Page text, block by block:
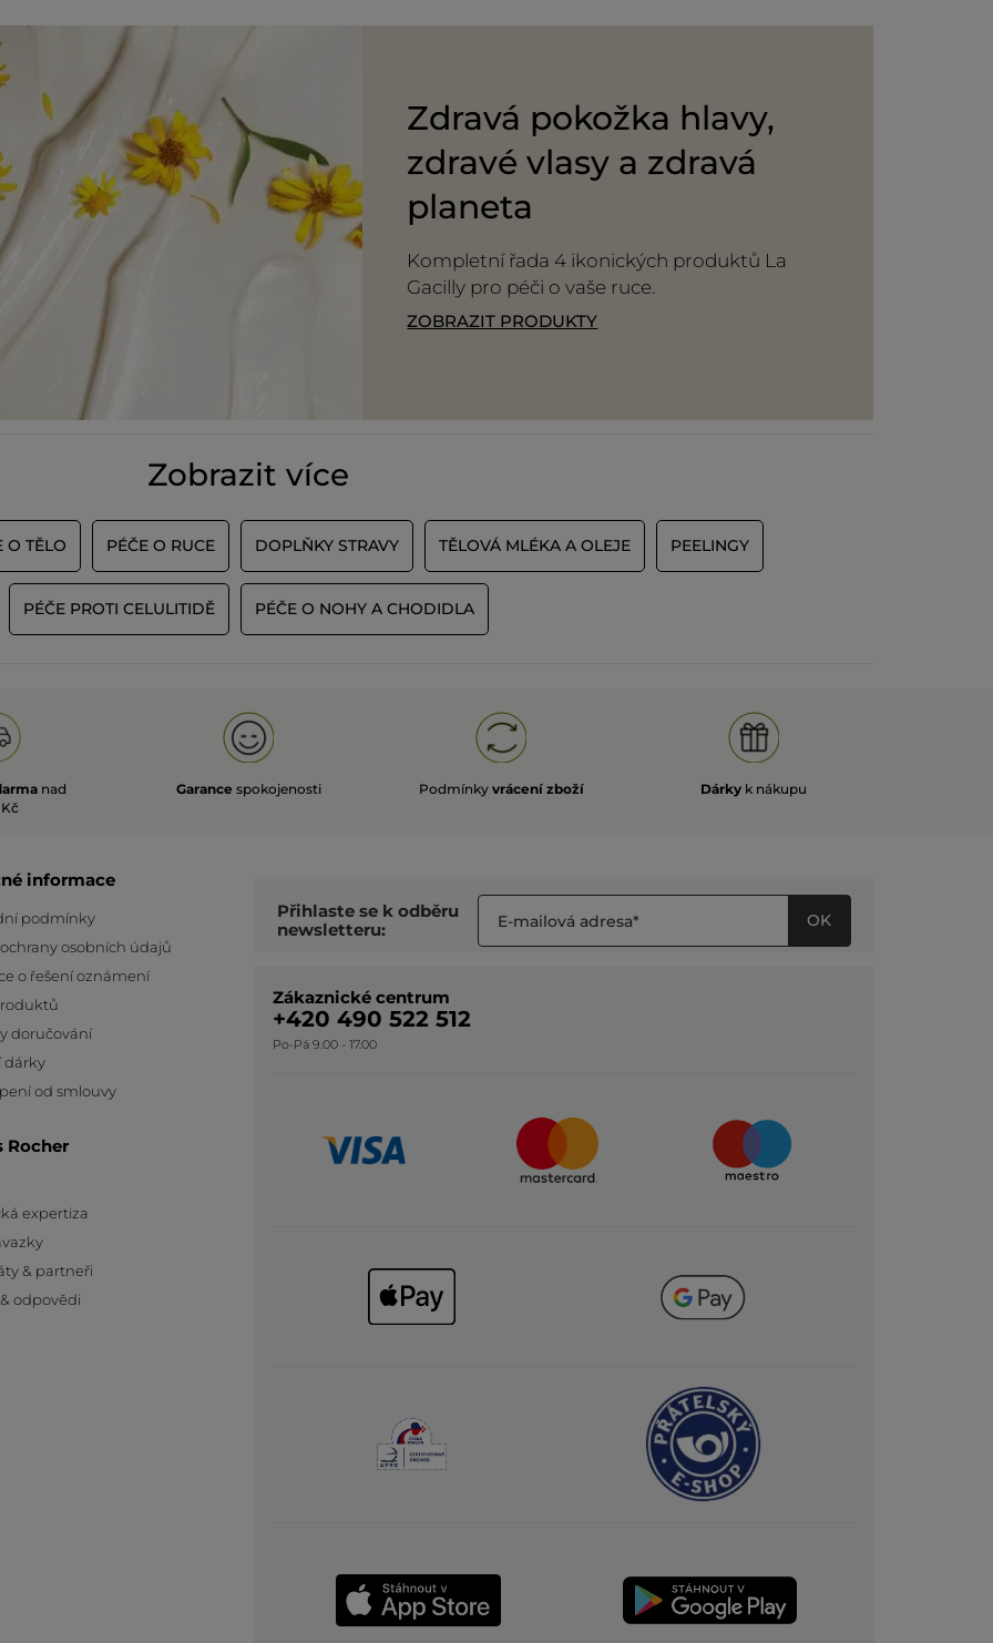
Zdravá pokožka hlavy,
zdravé vlasy a zdravá
planeta
Kompletní řada 4 ikonických produktů La
Gacilly pro péči o vaše ruce.
ZOBRAZIT PRODUKTY
Zobrazit více
O TĚLO PÉČE O RUCE DOPLŇKY STRAVY TĚLOVÁ MLÉKA A OLEJE PEELINGY
PÉČE PROTI CELULITIDĚ PÉČE O NOHY A CHODIDLA
nad
Garance spokojenosti Podmínky vrácení zboží Dárky k nákupu
informace
podmínky
osobních údajů
o řešení oznámení
doručování
dárky
od smlouvy
Rocher
expertiza
& partneři
odpovědi
Přihlaste se k odběru
newsletteru:
OK
Zákaznické centrum
+420 490 522 512
Po-Pá 9.00 - 17.00